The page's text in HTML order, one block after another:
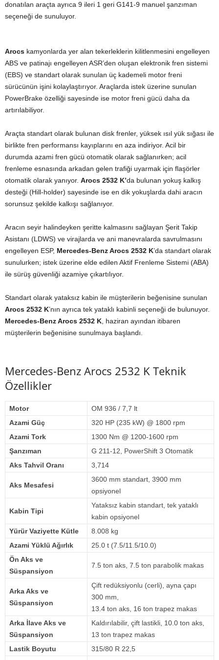
donatılan araçta ayrıca 9 ileri 1 geri G141-9 manuel şanzıman
seçeneği de sunuluyor.
Arocs kamyonlarda yer alan tekerleklerin kilitlenmesini engelleyen
ABS ve patinajı engelleyen ASR’den oluşan elektronik fren sistemi
(EBS) ve standart olarak sunulan üç kademeli motor freni
sürücünün işini kolaylaştırıyor. Araçlarda istek üzerine sunulan
PowerBrake özelliği sayesinde ise motor freni gücü daha da
artırılabiliyor.
Araçta standart olarak bulunan disk frenler, yüksek ısıl yük sığası ile
birlikte fren performansı kayıplarını en aza indiriyor. Acil bir
durumda azami fren gücü otomatik olarak sağlanırken; acil
frenleme esnasında arkadan gelen trafiği uyarmak için flaşörler
otomatik olarak yanıyor. Arocs 2532 K’da bulunan yokuş kalkış
desteği (Hill-holder) sayesinde ise en dik yokuşlarda dahi aracın
sorunsuz şekilde kalkışı sağlanıyor.
Aracın seyir halindeyken şeritte kalmasını sağlayan Şerit Takip
Asistanı (LDWS) ve virajlarda ve ani manevralarda savrulmasını
engelleyen ESP, Mercedes-Benz Arocs 2532 K’da standart olarak
sunulurken; istek üzerine elde edilen Aktif Frenleme Sistemi (ABA)
ile sürüş güvenliği azamiye çıkartılıyor.
Standart olarak yataksız kabin ile müşterilerin beğenisine sunulan
Arocs 2532 K’nın ayrıca tek yataklı kabinli seçeneği de bulunuyor.
Mercedes-Benz Arocs 2532 K , haziran ayından itibaren
müşterilerin beğenisine sunulmaya başlandı.
Mercedes-Benz Arocs 2532 K Teknik
Özellikler
Motor
OM 936 / 7,7 lt
Azami Güç
320 HP (235 kW) @ 1800 rpm
Azami Tork
1300 Nm @ 1200-1600 rpm
Şanzıman
G 211-12, PowerShift 3 Otomatik
Aks Tahvil Oranı
3,714
Aks Mesafesi
3600 mm standart, 3900 mm
opsiyonel
Kabin Tipi
Yataksız kabin standart, tek yataklı
kabin opsiyonel
Yürür Vaziyette Kütle
8.008 kg
Azami Yüklü Ağırlık
25.0 t (7.5/11.5/10.0)
Ön Aks ve
Süspansiyon
7.5 ton aks, 7.5 ton parabolik makas
Arka Aks ve
Süspansiyon
Çift redüksiyonlu (cerli), ayna çapı
300 mm,
13.4 ton aks, 16 ton trapez makas
Arka İlave Aks ve
Süspansiyon
Kaldırılabilir, çift lastikli, 10.0 ton aks,
13 ton trapez makas
Lastik Boyutu
315/80 R 22,5